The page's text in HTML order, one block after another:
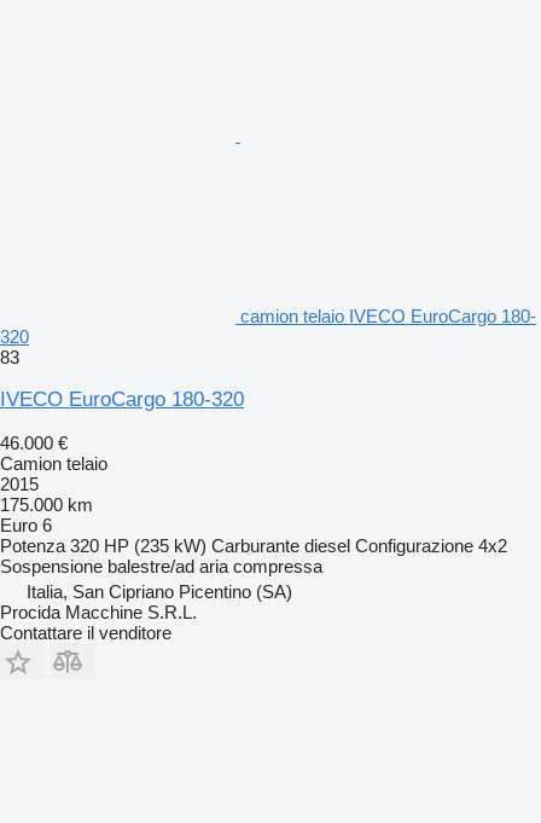
camion telaio IVECO EuroCargo 180-
320
83
IVECO EuroCargo 180-320
46.000 €
Camion telaio
2015
175.000 km
Euro 6
Potenza 320 HP (235 kW) Carburante diesel Configurazione 4x2
Sospensione balestre/ad aria compressa
Italia, San Cipriano Picentino (SA)
Procida Macchine S.R.L.
Contattare il venditore